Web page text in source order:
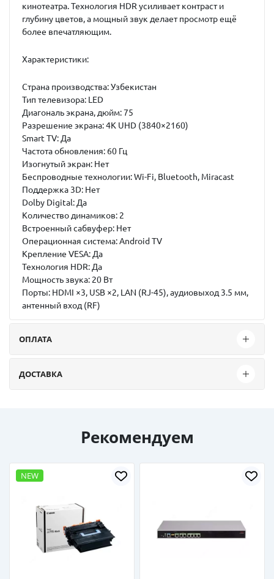
кинотеатра. Технология HDR усиливает контраст и
глубину цветов, а мощный звук делает просмотр ещё
более впечатляющим.
Характеристики:
Страна производства:Узбекистан
Тип телевизора: LED
Диагональ экрана, дюйм:75
Разрешение экрана:4K UHD (3840×2160)
Smart TV: Да
Частота обновления: 60 Гц
Изогнутый экран: Нет
Беспроводные технологии:Wi-Fi, Bluetooth, Miracast
Поддержка 3D: Нет
Dolby Digital: Да
Количество динамиков: 2
Встроенный сабвуфер: Нет
Операционная система:Android TV
Крепление VESA: Да
Технология HDR: Да
Мощность звука: 20 Вт
Порты: HDMI ×3, USB ×2, LAN (RJ-45), аудиовыход 3.5 мм,
антенный вход (RF)
ОПЛАТА
ДОСТАВКА
Рекомендуем
NEW